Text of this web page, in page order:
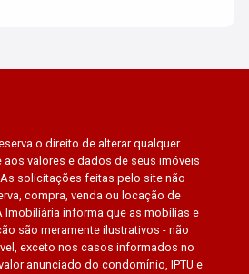
o direito de alterar qualquer
valores e dados de seus imóveis
solicitações feitas pelo site não
compra, venda ou locação de
Imobiliária informa que as mobílias e
são meramente ilustrativos - não
exceto nos casos informados no
anunciado do condomínio, IPTU e